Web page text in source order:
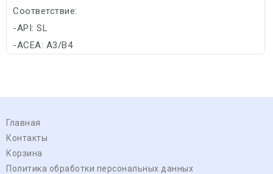
Соответствие:
-API: SL
-ACEA: A3/B4
Главная
Контакты
Корзина
Политика обработки персональных данных